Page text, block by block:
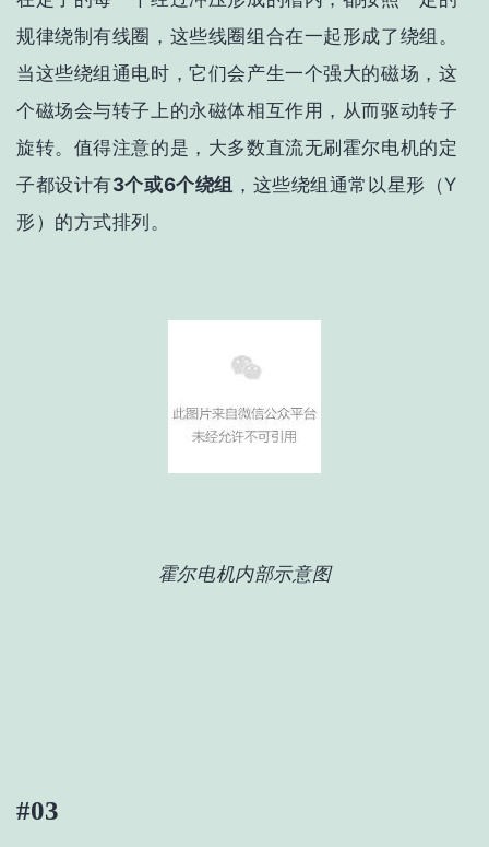
规律绕制有线圈，这些线圈组合在一起形成了绕组。
当这些绕组通电时，它们会产生一个强大的磁场，这
个磁场会与转子上的永磁体相互作用，从而驱动转子
旋转。值得注意的是，大多数直流无刷霍尔电机的定
子都设计有3个或6个绕组 ，这些绕组通常以星形（Y
形）的方式排列。
霍尔电机内部示意图
#03